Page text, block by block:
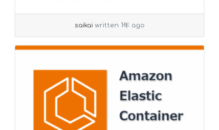
saikai written 1年 ago